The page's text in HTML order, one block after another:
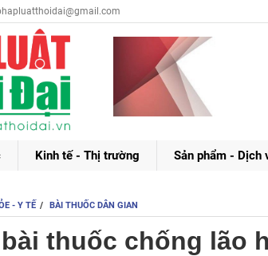
Kinh tế - Thị trường Sản phẩm - Dịch
- Y TẾ BÀI THUỐC DÂN GIAN
thuốc chống lão